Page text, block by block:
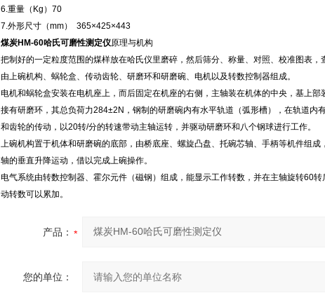
6.重量（Kg）70
7.外形尺寸（mm） 365×425×443
煤炭HM-60哈氏可磨性测定仪原理与机构
把制好的一定粒度范围的煤样放在哈氏仪里磨碎，然后筛分、称量、对照、校准图表
由上碗机构、蜗轮盒、传动齿轮、研磨环和研磨碗、电机以及转数控制器组成。
电机和蜗轮盒安装在电机座上，而后固定在机座的右侧，主轴装在机体的中央，基上
接有研磨环，其总负荷力284±2N，钢制的研磨碗内有水平轨道（弧形槽），在轨道内
和齿轮的传动，以20转/分的转速带动主轴运转，并驱动研磨环和八个钢球进行工作。
上碗机构置于机体和研磨碗的底部，由桥底座、螺旋凸盘、托碗芯轴、手柄等机件组
轴的垂直升降运动，借以完成上碗操作。
电气系统由转数控制器、霍尔元件（磁钢）组成，能显示工作转数，并在主轴旋转60
动转数可以累加。
产品：
您的单位：